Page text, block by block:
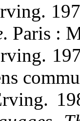
. Paris :